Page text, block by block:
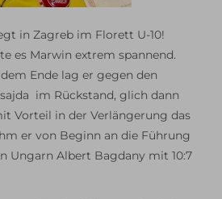
in Zagreb im Florett U-10!
es Marwin extrem spannend.
Ende lag er gegen den
im Rückstand, glich dann
Vorteil in der Verlängerung das
er von Beginn an die Führung
Ungarn Albert Bagdany mit 10:7